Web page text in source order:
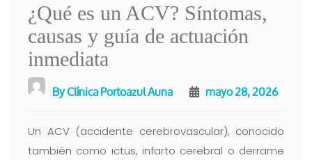
¿Qué es un ACV? Síntomas,
causas y guía de actuación
inmediata
ByClínica Portoazul Auna mayo 28, 2026
Un ACV (accidente cerebrovascular), conocido
también como ictus, infarto cerebral o derrame